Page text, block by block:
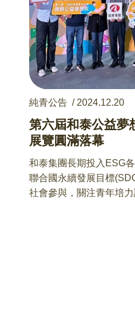
純青公告 / 2024.12.20
第六屆和泰公益
展覽圓滿落幕
和泰集團長期投入ESG
聯合國永續發展目標
社會參與，關注青年培
手青年形式合作公益，
夢想藍圖，為台灣持續